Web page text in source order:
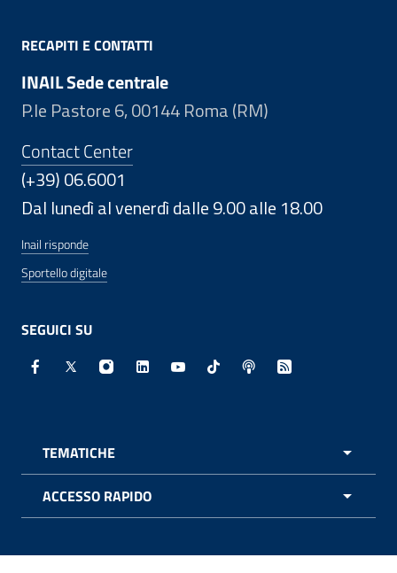
RECAPITI E CONTATTI
INAIL Sede centrale
P.le Pastore 6, 00144 Roma (RM)
Contact Center
(+39) 06.6001
Dal lunedì al venerdì dalle 9.00 alle 18.00
Inail risponde
Sportello digitale
SEGUICI SU
Facebook - Sito esterno - Apertura in nuova finestra
X - Sito esterno - Apertura in nuova finestra
Instagram - Sito esterno - Apertura in
Linkedin - Sito esterno - Apertura in
Youtube - Sito esterno -
TikTok - Sito esterno -
Spreaker - Sito
Feed RSS -
TEMATICHE
ACCESSO RAPIDO